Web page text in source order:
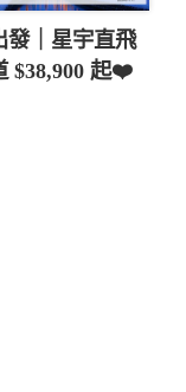
發｜星宇直飛
$38,900 起❤️